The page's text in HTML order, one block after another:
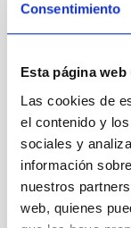
Consentimiento
Esta página
Las cookies de
el contenido y
sociales y
información
nuestros
web, quienes
La
School of
Antonia Varela,
museo como el
se destina a